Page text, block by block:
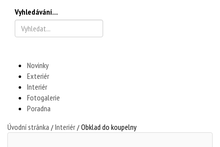
Vyhledávání...
Novinky
Exteriér
Interiér
Fotogalerie
Poradna
Úvodní stránka / Interiér / Obklad do koupelny